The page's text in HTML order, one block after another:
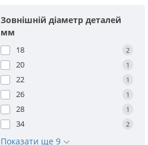
Зовнішній діаметр деталей
мм
18 2
20 1
22 1
26 1
28 1
34 2
Показати ще 9